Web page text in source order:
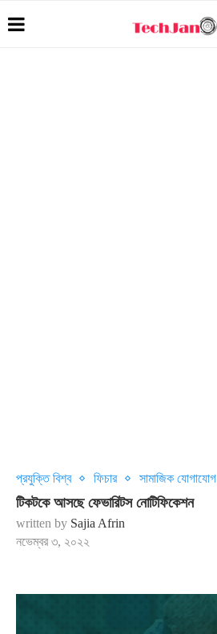
প্রযুক্তি বিশ্ব ফিচার সামাজিক যোগাযোগ
টিকটকে আসছে ফেভারিটস নোটিফিকেশন
written by Sajia Afrin
নভেম্বর ৩, ২০২২